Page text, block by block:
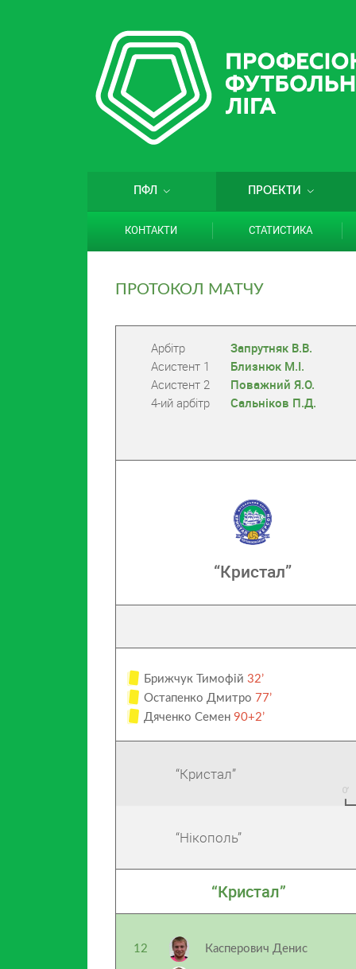
ПФЛ ПРОЕКТИ
КОНТАКТИ СТАТИСТИКА
ПРОТОКОЛ МАТЧУ
Арбітр
Запрутняк В.В.
Асистент 1
Близнюк М.І.
Асистент 2
Поважний Я.О.
4-ий арбітр
Сальніков П.Д.
“Кристал”
Брижчук Тимофій 32’
Остапенко Дмитро 77’
Дяченко Семен 90+2’
“Кристал”
“Нікополь”
“Кристал”
12 Касперович Денис